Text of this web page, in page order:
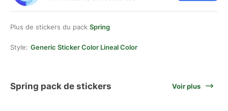
Plus de stickers du pack Spring
Style: Generic Sticker Color Lineal Color
Spring pack de stickers Voir plus